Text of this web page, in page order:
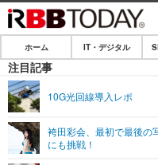
ホーム
IT・デジタル
ネタ
SPEED TEST
エンタメ
ホーム IT・デジタル
注目記事
10G光回線導入レポ
袴田彩会、最初で最後の
にも挑戦！